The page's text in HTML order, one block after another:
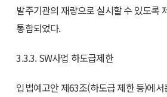
발주기관의 재량으로 실시할 수 있도록
통합되었다.
3.3.3. SW사업 하도급제한
입법예고안 제63조(하도급 제한 등)에서